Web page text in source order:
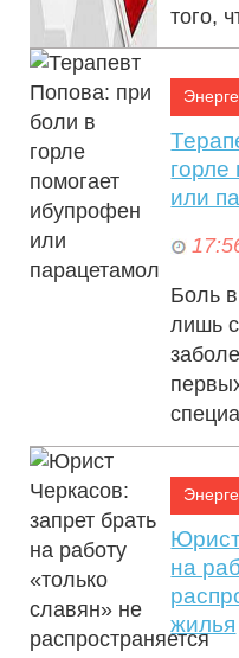
того,
или
Боль
лишь
на
жилья